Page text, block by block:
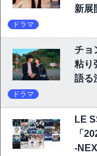
新展
ドラマ
チョ
粘り
語る
ドラマ
LE
「
-